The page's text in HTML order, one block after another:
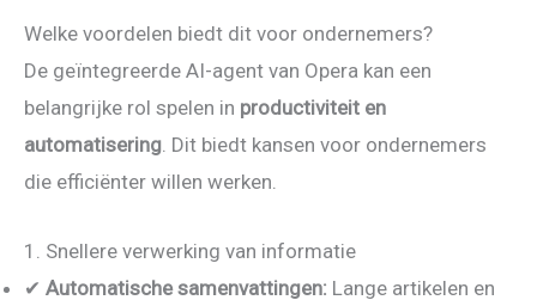
Welke voordelen biedt dit voor ondernemers?
De geïntegreerde AI-agent van Opera kan een
belangrijke rol spelen in productiviteit en
automatisering. Dit biedt kansen voor ondernemers
die efficiënter willen werken.
1. Snellere verwerking van informatie
✔ Automatische samenvattingen: Lange artikelen en